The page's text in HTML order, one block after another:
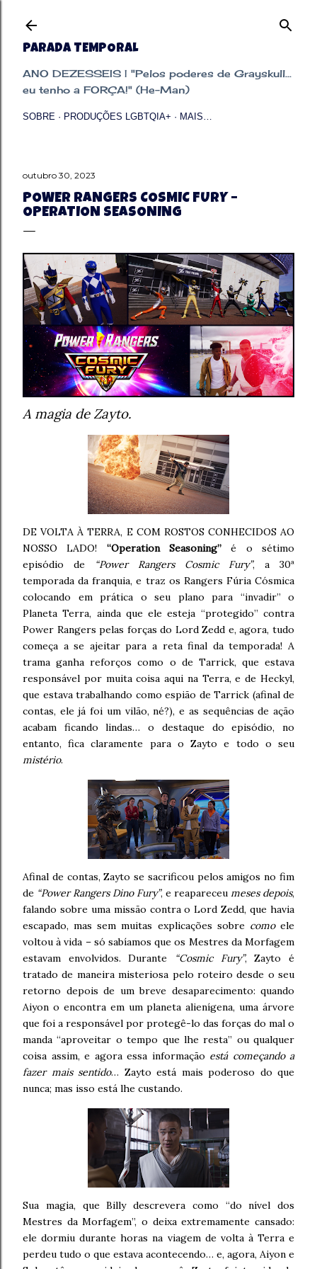
PARADA TEMPORAL
ANO DEZESSEIS | "Pelos poderes de Grayskull...
eu tenho a FORÇA!" (He-Man)
SOBRE PRODUÇÕES LGBTQIA+ MAIS…
outubro 30, 2023
POWER RANGERS COSMIC FURY –
OPERATION SEASONING
A magia de Zayto.
DE VOLTA À TERRA, E COM ROSTOS CONHECIDOS AO
NOSSO LADO! “Operation Seasoning” é o sétimo
episódio de
“Power Rangers Cosmic Fury”, a 30ª
temporada da franquia, e traz os Rangers Fúria Cósmica
colocando em prática o seu plano para “invadir” o
Planeta Terra, ainda que ele esteja “protegido” contra
Power Rangers pelas forças do Lord Zedd e, agora, tudo
começa a se ajeitar para a reta final da temporada! A
trama ganha reforços como o de Tarrick, que estava
responsável por muita coisa aqui na Terra, e de Heckyl,
que estava trabalhando como espião de Tarrick (afinal de
contas, ele já foi um vilão, né?), e as sequências de ação
acabam ficando lindas… o destaque do episódio, no
entanto, fica claramente para o Zayto e todo o seu
mistério.
Afinal de contas, Zayto se sacrificou pelos amigos no fim
de “Power Rangers Dino Fury”, e reapareceu meses depois,
falando sobre uma missão contra o Lord Zedd, que havia
escapado, mas sem muitas explicações sobre comoele
voltou à vida – só sabíamos que os Mestres da Morfagem
estavam envolvidos. Durante
“Cosmic Fury”, Zayto é
tratado de maneira misteriosa pelo roteiro desde o seu
retorno depois de um breve desaparecimento: quando
Aiyon o encontra em um planeta alienígena, uma árvore
que foi a responsável por protegê-lo das forças do mal o
manda “aproveitar o tempo que lhe resta” ou qualquer
coisa assim, e agora essa informação está começando a
fazer mais sentido… Zayto está mais poderoso do que
nunca; mas isso está lhe custando.
Sua magia, que Billy descrevera como “do nível dos
Mestres da Morfagem”, o deixa extremamente cansado:
ele dormiu durante horas na viagem de volta à Terra e
perdeu tudo o que estava acontecendo… e, agora, Aiyon e